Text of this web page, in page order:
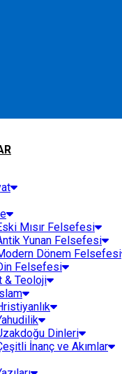
Mısır Felsefesi
Yunan Felsefesi
Dönem Felsefesi
Felsefesi
& Teoloji
Dinleri
İnanç ve Akımlar